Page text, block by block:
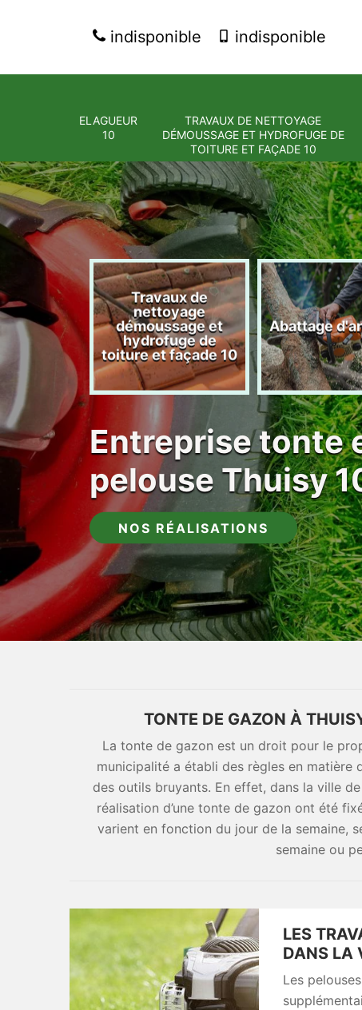
indisponible indisponible
ELAGUEUR
10
TRAVAUX DE NETTOYAGE
DÉMOUSSAGE ET HYDROFUGE DE
TOITURE ET FAÇADE 10
10
Travaux de
nettoyage
démoussage et
hydrofuge de
toiture et façade 10
Abattage
Entreprise tonte
pelouse Thuisy
NOS RÉALISATIONS
TONTE DE GAZON À
La tonte de gazon est un droit pour le
municipalité a établi des règles en
des outils bruyants. En effet, dans la ville
réalisation d’une tonte de gazon ont été
varient en fonction du jour de la semaine,
semaine ou
LES
DANS LA
Les